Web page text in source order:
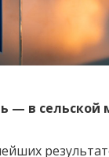
— в сельской